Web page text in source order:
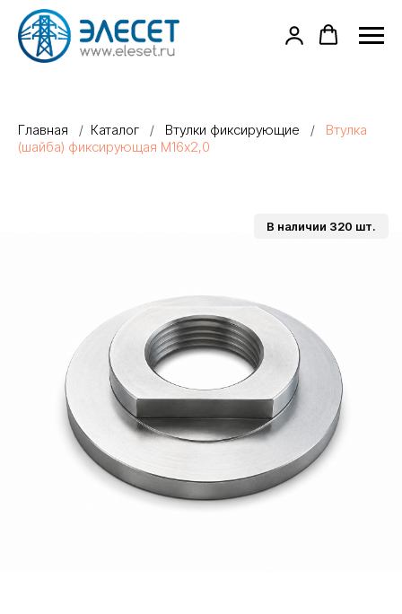
Главная / Каталог / Втулки фиксирующие /
Втулка
(шайба) фиксирующая М16х2,0